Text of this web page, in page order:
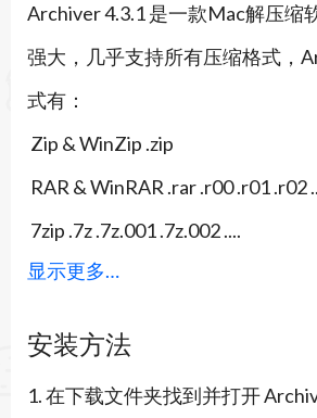
Archiver 4.3.1 是一款Mac解压缩
强大，几乎支持所有压缩格式，
式有：
Zip & WinZip .zip
RAR & WinRAR .rar .r00 .r01 .r02
7zip .7z .7z.001 .7z.002 ....
StuffIt .sit .sitx
Tar .tar
Tar Gzip .tar.gz .tgz
显示更多…
安装方法
1. 在下载文件夹找到并打开